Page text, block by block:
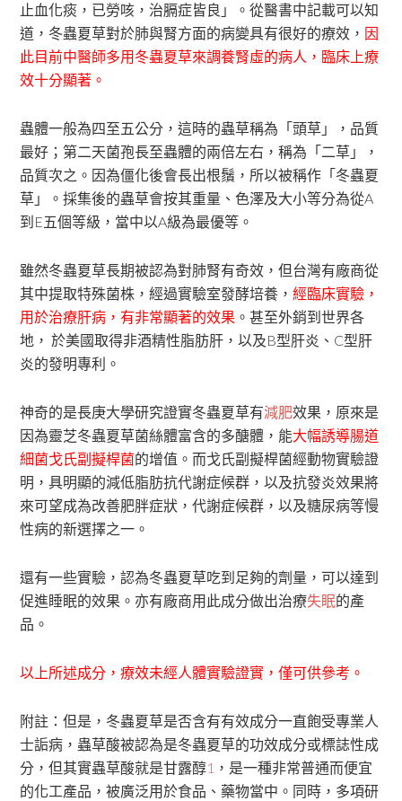
止血化痰，已勞咳，治膈症皆良」。從醫書中記載可以知
道，冬蟲夏草對於肺與腎方面的病變具有很好的療效， 因
此目前中醫師多用冬蟲夏草來調養腎虛的病人，臨床上療
效十分顯著。
蟲體一般為四至五公分，這時的蟲草稱為「頭草」，品質
最好；第二天菌孢長至蟲體的兩倍左右，稱為「二草」，
品質次之。因為僵化後會長出根鬚，所以被稱作「冬蟲夏
草」。採集後的蟲草會按其重量、色澤及大小等分為從A
到E五個等級，當中以A級為最優等。
雖然冬蟲夏草長期被認為對肺腎有奇效，但台灣有廠商從
其中提取特殊菌株，經過實驗室發酵培養，經臨床實驗，
用於治療肝病，有非常顯著的效果 。甚至外銷到世界各
地， 於美國取得非酒精性脂肪肝，以及B型肝炎、C型肝
炎的發明專利。
神奇的是長庚大學研究證實冬蟲夏草有減肥效果，原來是
因為靈芝冬蟲夏草菌絲體富含的多醣體，能大幅誘導腸道
細菌戈氏副擬桿菌的增值。而戈氏副擬桿菌經動物實驗證
明，具明顯的減低脂肪抗代謝症候群，以及抗發炎效果將
來可望成為改善肥胖症狀，代謝症候群，以及糖尿病等慢
性病的新選擇之一。
還有一些實驗，認為冬蟲夏草吃到足夠的劑量，可以達到
促進睡眠的效果。亦有廠商用此成分做出治療失眠的產
品。
以上所述成分，療效未經人體實驗證實，僅可供參考。
附註：但是，冬蟲夏草是否含有有效成分一直飽受專業人
士詬病，蟲草酸被認為是冬蟲夏草的功效成分或標誌性成
分，但其實蟲草酸就是甘露醇1 ，是一種非常普通而便宜
的化工產品，被廣泛用於食品、藥物當中。同時，多項研